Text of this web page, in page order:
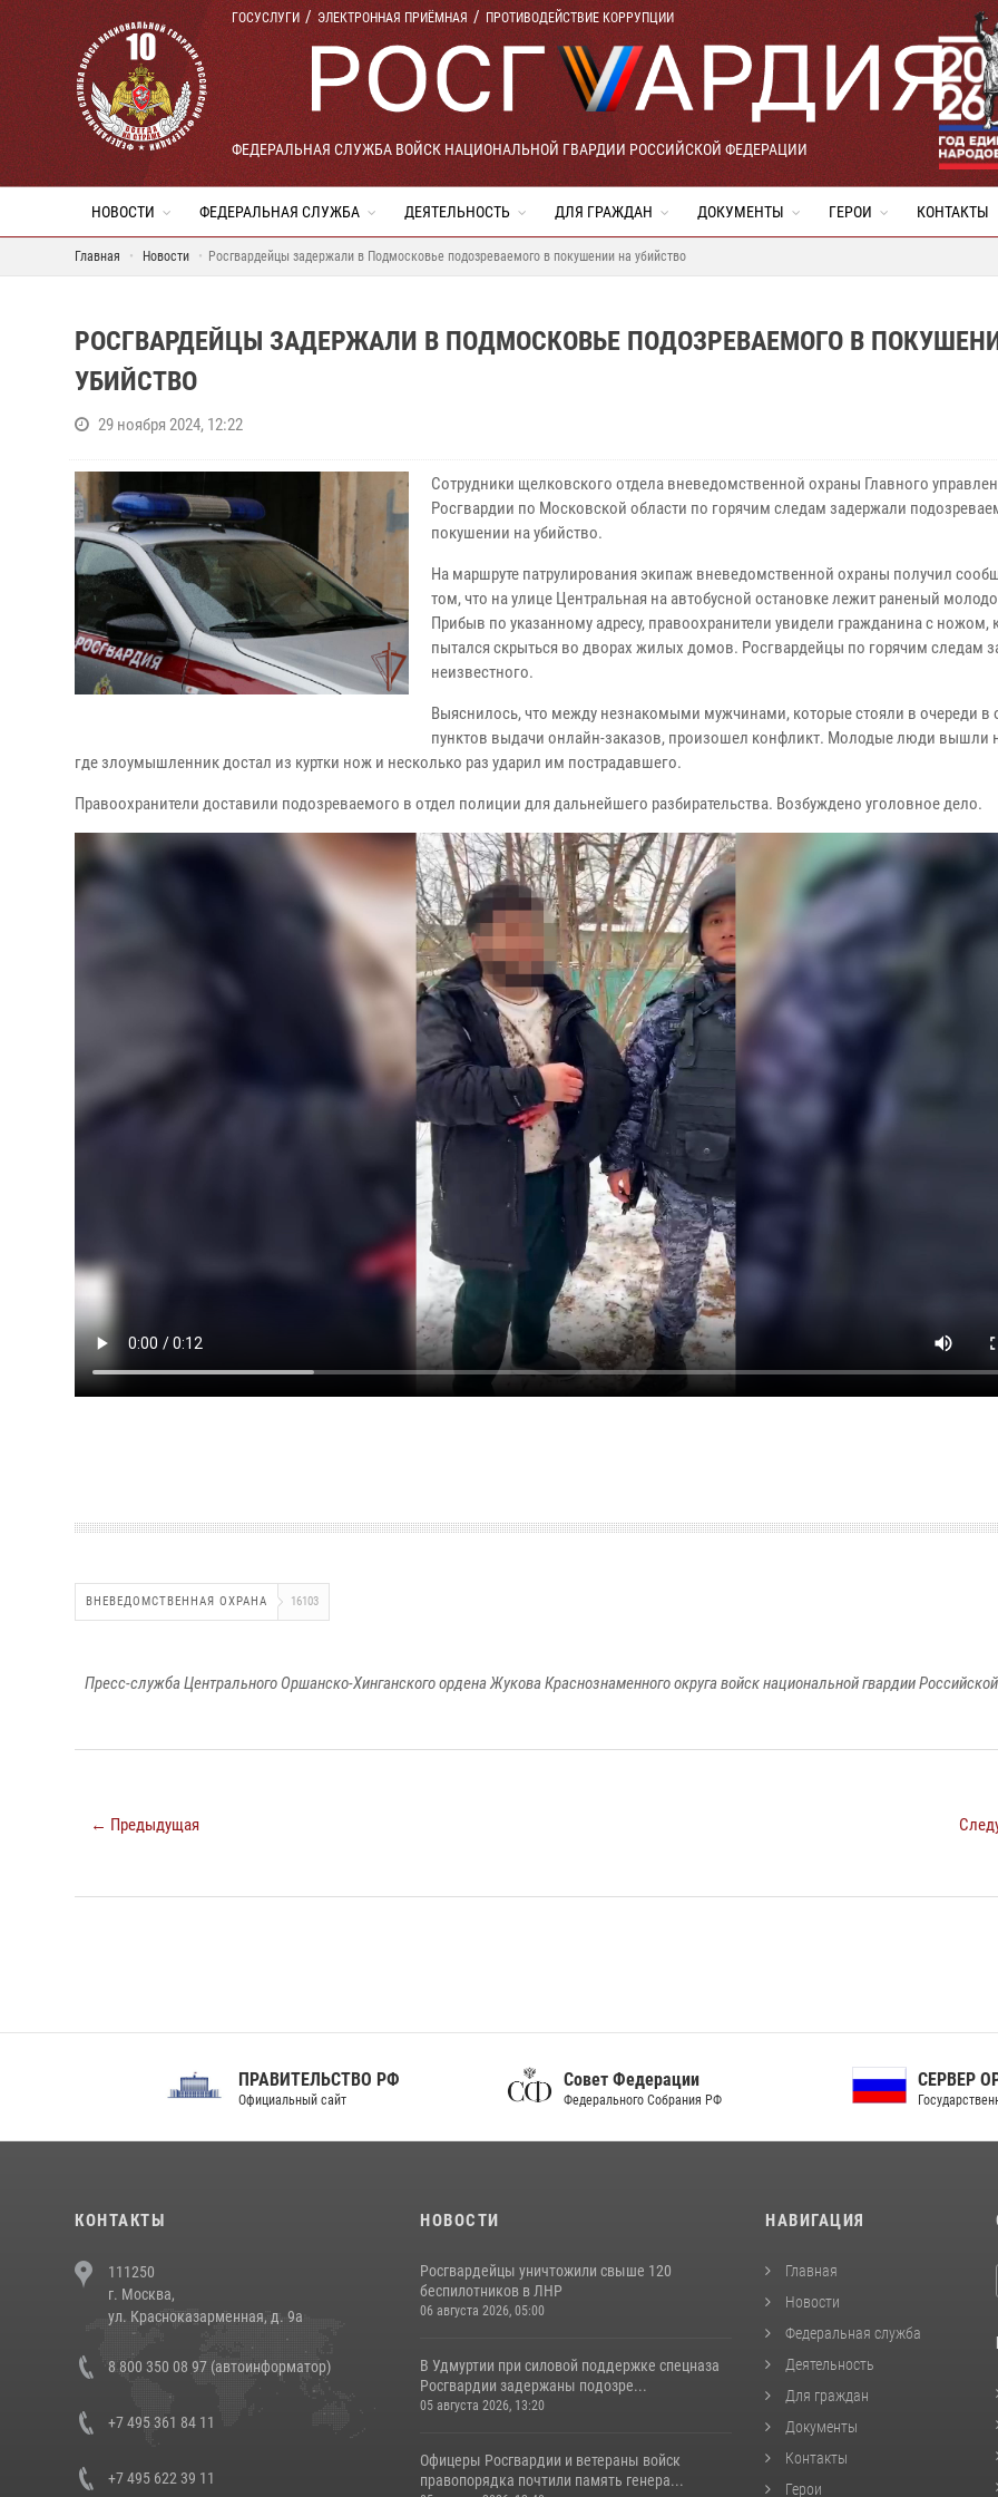
ГОСУСЛУГИ ЭЛЕКТРОННАЯ ПРИЁМНАЯ ПРОТИВОДЕЙСТВИЕ КОРРУПЦИИ
ФЕДЕРАЛЬНАЯ СЛУЖБА ВОЙСК НАЦИОНАЛЬНОЙ ГВАРДИИ РОССИЙСКОЙ ФЕДЕРАЦИИ
НОВОСТИ ФЕДЕРАЛЬНАЯ СЛУЖБА ДЕЯТЕЛЬНОСТЬ ДЛЯ ГРАЖДАН ДОКУМЕНТЫ ГЕРОИ КОНТАКТЫ
Главная Новости Росгвардейцы задержали в Подмосковье подозреваемого в покушении на убийство
РОСГВАРДЕЙЦЫ ЗАДЕРЖАЛИ В ПОДМОСКОВЬЕ ПОДОЗРЕВАЕМОГО В
УБИЙСТВО
29 ноября 2024, 12:22
Сотрудники щелковского отдела вневедомственной охраны Главного
Росгвардии по Московской области по горячим следам задержали
покушении на убийство.
На маршруте патрулирования экипаж вневедомственной охраны получил
том, что на улице Центральная на автобусной остановке лежит раненый
Прибыв по указанному адресу, правоохранители увидели гражданина с ножом,
пытался скрыться во дворах жилых домов. Росгвардейцы по горячим следам
неизвестного.
Выяснилось, что между незнакомыми мужчинами, которые стояли в очереди в
пунктов выдачи онлайн-заказов, произошел конфликт. Молодые люди вышли
где злоумышленник достал из куртки нож и несколько раз ударил им пострадавшего.
Правоохранители доставили подозреваемого в отдел полиции для дальнейшего разбирательства. Возбуждено уголовное дело.
ВНЕВЕДОМСТВЕННАЯ ОХРАНА 16103
Пресс-служба Центрального Оршанско-Хинганского ордена Жукова Краснознаменного округа войск национальной гвардии
← Предыдущая
ПРАВИТЕЛЬСТВО РФ
Официальный сайт
Совет Федерации
Федерального Собрания РФ
СЕРВЕР ОРГАНОВ
Государственной власти РФ
КОНТАКТЫ
111250
г. Москва,
ул. Красноказарменная, д. 9а
8 800 350 08 97 (автоинформатор)
+7 495 361 84 11
+7 495 622 39 11
НОВОСТИ
Росгвардейцы уничтожили свыше 120
беспилотников в ЛНР
06 августа 2026, 05:00
В Удмуртии при силовой поддержке спецназа
Росгвардии задержаны подозре...
05 августа 2026, 13:20
Офицеры Росгвардии и ветераны войск
правопорядка почтили память генера...
НАВИГАЦИЯ
Главная
Новости
Федеральная служба
Деятельность
Для граждан
Документы
Контакты
Герои